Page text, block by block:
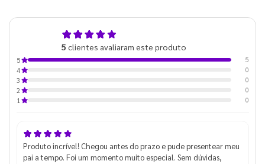
5 clientes avaliaram este produto
5
5
4
0
3
0
2
0
1
0
Produto incrível! Chegou antes do prazo e pude presentear meu
pai a tempo. Foi um momento muito especial. Sem dúvidas,